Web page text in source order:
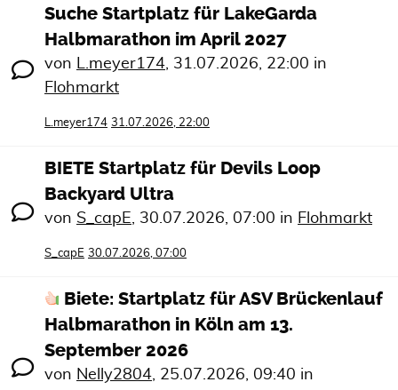
Suche Startplatz für LakeGarda
Halbmarathon im April 2027
von L.meyer174, 31.07.2026, 22:00 in
Flohmarkt
L.meyer174 31.07.2026, 22:00
BIETE Startplatz für Devils Loop
Backyard Ultra
von S_capE, 30.07.2026, 07:00 in Flohmarkt
S_capE 30.07.2026, 07:00
Biete: Startplatz für ASV Brückenlauf
Halbmarathon in Köln am 13.
September 2026
von Nelly2804, 25.07.2026, 09:40 in